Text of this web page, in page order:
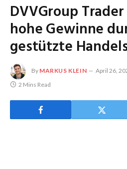
DVVGroup
hohe Gewinne
gestützte
By MARKUS KLEIN April 26,
2 Mins Read